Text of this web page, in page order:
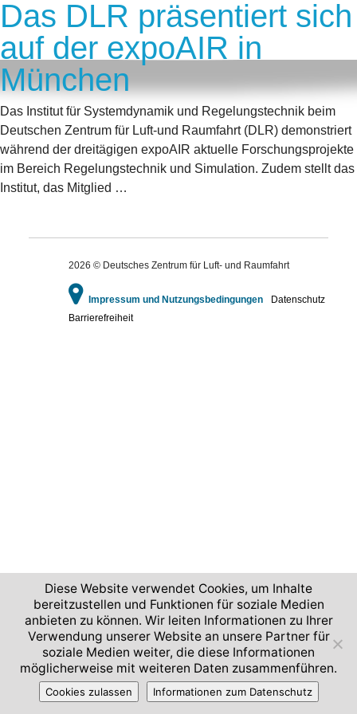
Das DLR präsentiert sich
auf der expoAIR in
München
Das Institut für Systemdynamik und Regelungstechnik beim
Deutschen Zentrum für Luft-und Raumfahrt (DLR) demonstriert
während der dreitägigen expoAIR aktuelle Forschungsprojekte
im Bereich Regelungstechnik und Simulation. Zudem stellt das
Institut, das Mitglied …
2026 © Deutsches Zentrum für Luft- und Raumfahrt
Impressum und Nutzungsbedingungen
Datenschutz
Barrierefreiheit
Diese Website verwendet Cookies, um Inhalte
bereitzustellen und Funktionen für soziale Medien
anbieten zu können. Wir leiten Informationen zu Ihrer
Verwendung unserer Website an unsere Partner für
soziale Medien weiter, die diese Informationen
möglicherweise mit weiteren Daten zusammenführen.
Cookies zulassen Informationen zum Datenschutz